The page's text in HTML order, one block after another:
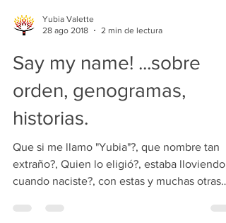
Yubia Valette
28 ago 2018
Say my name! ...sobre
orden, genogramas,
historias.